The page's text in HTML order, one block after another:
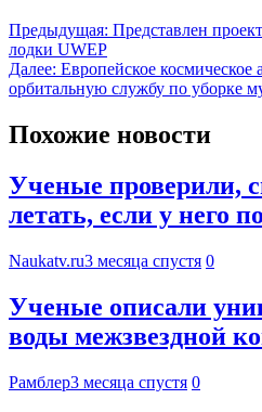
Предыдущая: Представлен
лодки UWEP
Далее: Европейское космическое
орбитальную службу по уборке
Похожие новости
Ученые проверили,
летать, если у него
Naukatv.ru3 месяца спустя 0
Ученые описали
воды межзвездной
Рамблер3 месяца спустя 0